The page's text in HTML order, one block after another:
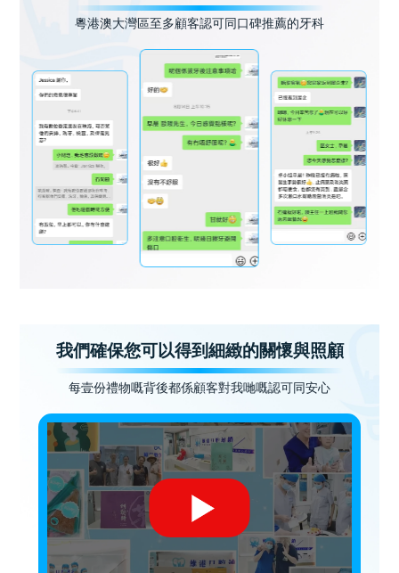
粵港澳大灣區至多顧客認可同口碑推薦的牙科
我們確保您可以得到細緻的關懷與照顧
每壹份禮物嘅背後都係顧客對我哋嘅認可同安心